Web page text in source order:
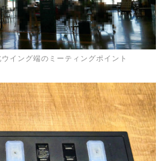
イング端のミーティングポイント